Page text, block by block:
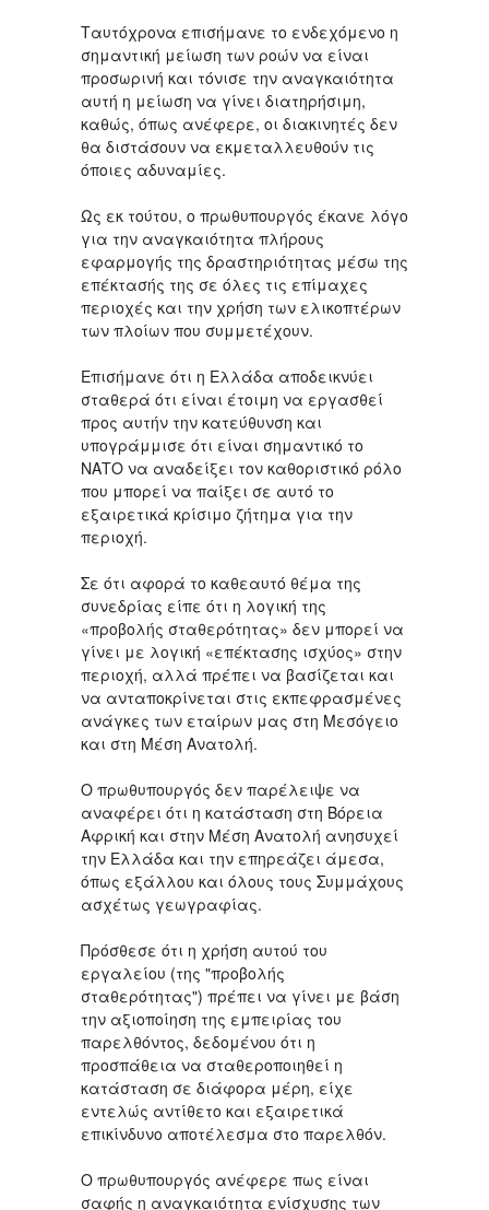
Ταυτόχρονα επισήμανε το ενδεχόμενο η
σημαντική μείωση των ροών να είναι
προσωρινή και τόνισε την αναγκαιότητα
αυτή η μείωση να γίνει διατηρήσιμη,
καθώς, όπως ανέφερε, οι διακινητές δεν
θα διστάσουν να εκμεταλλευθούν τις
όποιες αδυναμίες.
Ως εκ τούτου, ο πρωθυπουργός έκανε λόγο
για την αναγκαιότητα πλήρους
εφαρμογής της δραστηριότητας μέσω της
επέκτασής της σε όλες τις επίμαχες
περιοχές και την χρήση των ελικοπτέρων
των πλοίων που συμμετέχουν.
Επισήμανε ότι η Ελλάδα αποδεικνύει
σταθερά ότι είναι έτοιμη να εργασθεί
προς αυτήν την κατεύθυνση και
υπογράμμισε ότι είναι σημαντικό το
ΝΑΤΟ να αναδείξει τον καθοριστικό ρόλο
που μπορεί να παίξει σε αυτό το
εξαιρετικά κρίσιμο ζήτημα για την
περιοχή.
Σε ότι αφορά το καθεαυτό θέμα της
συνεδρίας είπε ότι η λογική της
«προβολής σταθερότητας» δεν μπορεί να
γίνει με λογική «επέκτασης ισχύος» στην
περιοχή, αλλά πρέπει να βασίζεται και
να ανταποκρίνεται στις εκπεφρασμένες
ανάγκες των εταίρων μας στη Μεσόγειο
και στη Μέση Ανατολή.
Ο πρωθυπουργός δεν παρέλειψε να
αναφέρει ότι η κατάσταση στη Βόρεια
Αφρική και στην Μέση Ανατολή ανησυχεί
την Ελλάδα και την επηρεάζει άμεσα,
όπως εξάλλου και όλους τους Συμμάχους
ασχέτως γεωγραφίας.
Πρόσθεσε ότι η χρήση αυτού του
εργαλείου (της "προβολής
σταθερότητας") πρέπει να γίνει με βάση
την αξιοποίηση της εμπειρίας του
παρελθόντος, δεδομένου ότι η
προσπάθεια να σταθεροποιηθεί η
κατάσταση σε διάφορα μέρη, είχε
εντελώς αντίθετο και εξαιρετικά
επικίνδυνο αποτέλεσμα στο παρελθόν.
Ο πρωθυπουργός ανέφερε πως είναι
σαφής η αναγκαιότητα ενίσχυσης των